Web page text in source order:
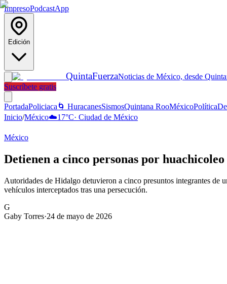
ImpresoPodcastApp
Edición
QuintaFuerzaNoticias de México, desde
Suscríbete gratis
PortadaPoliciaca 🌀 HuracanesSismosQuintana RooMéxicoPolítica
Inicio/México☁️17°C· Ciudad de México
México
Detienen a cinco personas por
Autoridades de Hidalgo detuvieron a cinco presuntos integrantes de
vehículos interceptados tras una persecución.
G
Gaby Torres·24 de mayo de 2026